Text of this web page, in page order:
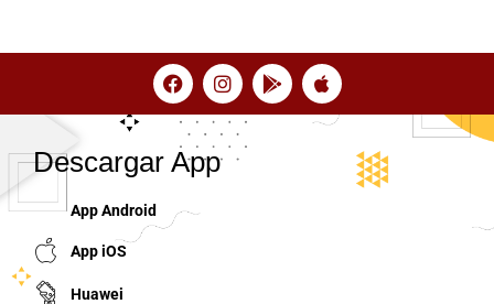
Descargar App
App Android
App iOS
Huawei